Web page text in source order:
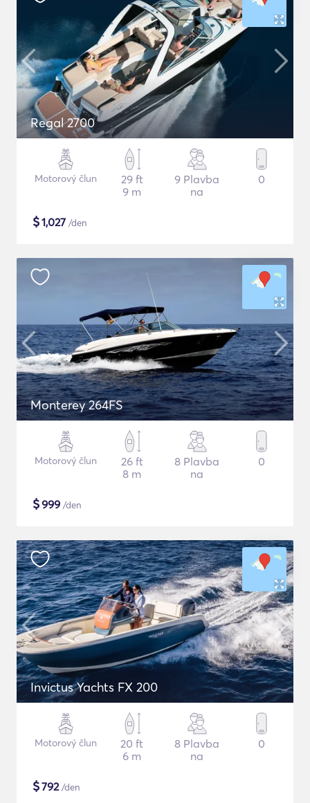
Regal 2700
Motorový člun
29 ft
9 m
9 Plavba
na
0
$1,027 /den
Monterey 264FS
Motorový člun
26 ft
8 m
8 Plavba
na
0
$999 /den
Invictus Yachts FX 200
Motorový člun
20 ft
6 m
8 Plavba
na
0
$792/den